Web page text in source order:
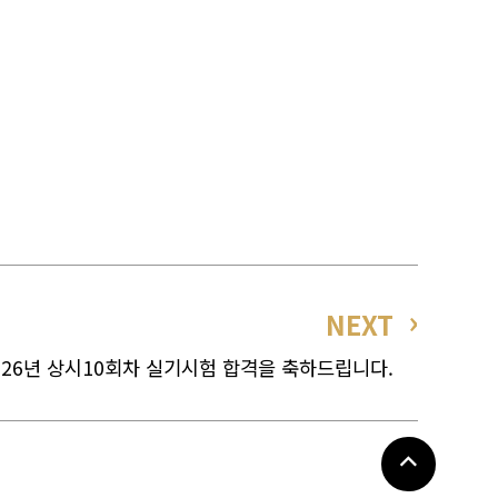
NEXT
년 상시10회차 실기시험 합격을 축하드립니다.